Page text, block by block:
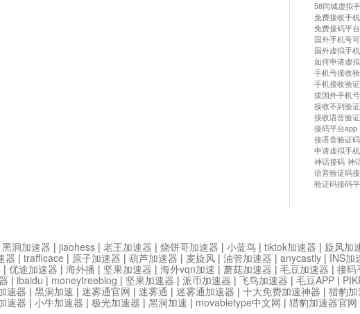
58同城虚拟
免费接收手
免费接码平台
国外手机号
国外虚拟手
如何申请虚
手机号接收
手机接收验
拔国外手机号
接收不到验
接收语音验
接码平台app
接语音验证码
申请虚拟手
神话接码 神
语音验证码
验证码接码
黑洞加速器 | jiaohess | 老王加速器 | 烧饼哥加速器 | 小蓝鸟 | tiktok加速器 | 旋风加
器 | trafficace | 原子加速器 | 葫芦加速器 | 麦旋风 | 油管加速器 | anycastly | INS加
| 优途加速器 | 海外播 | 坚果加速器 | 海外vqn加速 | 蘑菇加速器 | 毛豆加速器 | 接码
| ibaidu | moneytreeblog | 坚果加速器 | 派币加速器 | 飞鸟加速器 | 毛豆APP |
速器 | 黑洞加速 | 迷雾通官网 | 迷雾通 | 迷雾通加速器 | 十大免费加速神器 | 猎豹
速器 | 小牛加速器 | 极光加速器 | 黑洞加速 | movabletype中文网 | 猎豹加速器官网